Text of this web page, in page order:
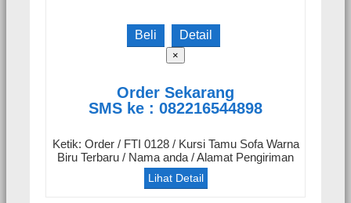
Beli Detail
×
Order Sekarang
SMS ke : 082216544898
Ketik: Order / FTI 0128 / Kursi Tamu Sofa Warna
Biru Terbaru / Nama anda / Alamat Pengiriman
Lihat Detail